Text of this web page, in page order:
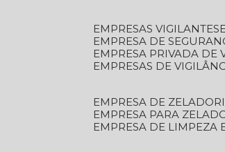
EMPRESAS VIGILANTES
EMPRESA DE
EMPRESA PRIVADA DE
EMPRESAS DE
EMPRESA DE
EMPRESA PARA
EMPRESA DE LIMPEZA